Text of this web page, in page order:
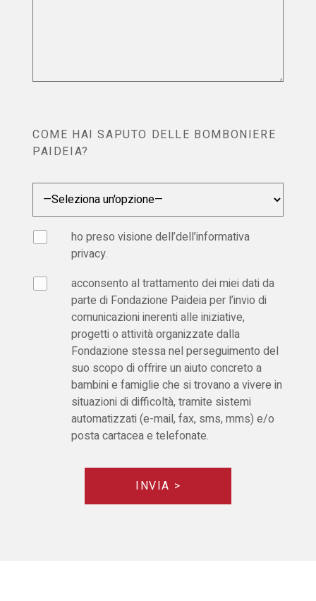
COME HAI SAPUTO DELLE BOMBONIERE
PAIDEIA?
ho preso visione dell’dell’informativa
privacy.
acconsento al trattamento dei miei dati da
parte di Fondazione Paideia per l’invio di
comunicazioni inerenti alle iniziative,
progetti o attività organizzate dalla
Fondazione stessa nel perseguimento del
suo scopo di offrire un aiuto concreto a
bambini e famiglie che si trovano a vivere in
situazioni di difficoltà, tramite sistemi
automatizzati (e-mail, fax, sms, mms) e/o
posta cartacea e telefonate.